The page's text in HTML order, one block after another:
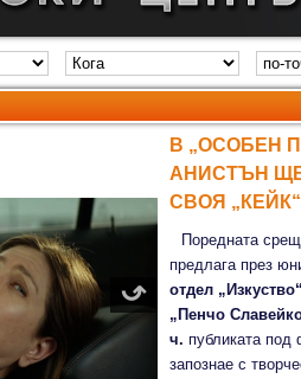
В „ОСОБЕН
АНИСТЪН
СВОЯ „КЕЙК“
Поредната
предлага през
отдел
„Пенчо
ч. публиката
запознае с